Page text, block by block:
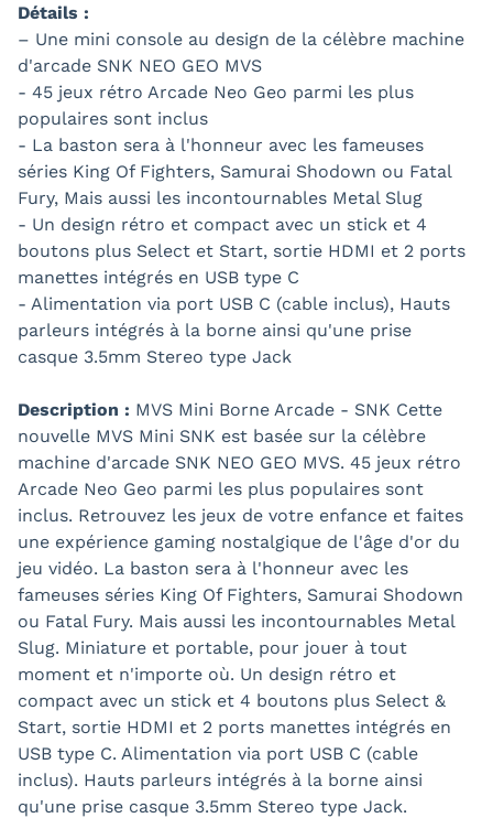
Détails :
– Une mini console au design de la célèbre machine
d'arcade SNK NEO GEO MVS
- 45 jeux rétro Arcade Neo Geo parmi les plus
populaires sont inclus
- La baston sera à l'honneur avec les fameuses
séries King Of Fighters, Samurai Shodown ou Fatal
Fury, Mais aussi les incontournables Metal Slug
- Un design rétro et compact avec un stick et 4
boutons plus Select et Start, sortie HDMI et 2 ports
manettes intégrés en USB type C
- Alimentation via port USB C (cable inclus), Hauts
parleurs intégrés à la borne ainsi qu'une prise
casque 3.5mm Stereo type Jack
Description : MVS Mini Borne Arcade - SNK Cette
nouvelle MVS Mini SNK est basée sur la célèbre
machine d'arcade SNK NEO GEO MVS. 45 jeux rétro
Arcade Neo Geo parmi les plus populaires sont
inclus. Retrouvez les jeux de votre enfance et faites
une expérience gaming nostalgique de l'âge d'or du
jeu vidéo. La baston sera à l'honneur avec les
fameuses séries King Of Fighters, Samurai Shodown
ou Fatal Fury. Mais aussi les incontournables Metal
Slug. Miniature et portable, pour jouer à tout
moment et n'importe où. Un design rétro et
compact avec un stick et 4 boutons plus Select &
Start, sortie HDMI et 2 ports manettes intégrés en
USB type C. Alimentation via port USB C (cable
inclus). Hauts parleurs intégrés à la borne ainsi
qu'une prise casque 3.5mm Stereo type Jack.